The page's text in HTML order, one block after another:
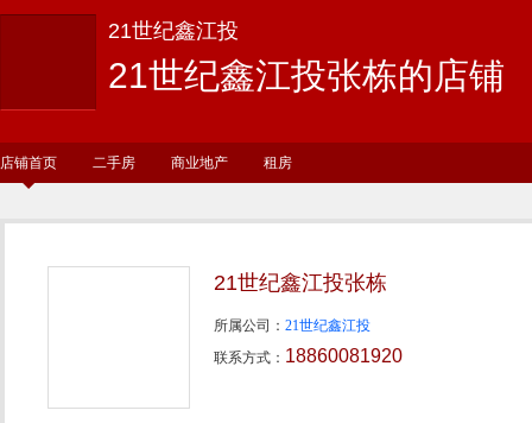
21世纪鑫江投
21世纪鑫江投张栋的店铺
店铺首页 二手房 商业地产 租房
21世纪鑫江投张栋
所属公司： 21世纪鑫江投
联系方式： 18860081920